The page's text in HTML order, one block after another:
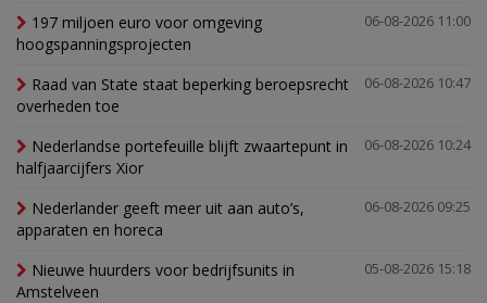
06-08-2026 11:00
197 miljoen euro voor omgeving
hoogspanningsprojecten
06-08-2026 10:47
Raad van State staat beperking beroepsrecht
overheden toe
06-08-2026 10:24
Nederlandse portefeuille blijft zwaartepunt in
halfjaarcijfers Xior
06-08-2026 09:25
Nederlander geeft meer uit aan auto’s,
apparaten en horeca
05-08-2026 15:18
Nieuwe huurders voor bedrijfsunits in
Amstelveen